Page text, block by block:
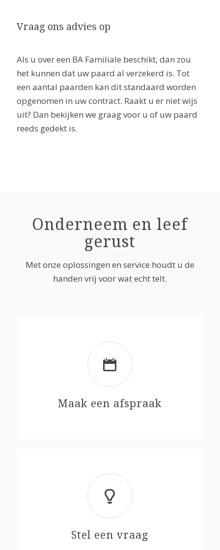
Vraag ons advies op
Als u over een BA Familiale beschikt, dan zou
het kunnen dat uw paard al verzekerd is. Tot
een aantal paarden kan dit standaard worden
opgenomen in uw contract. Raakt u er niet wijs
uit? Dan bekijken we graag voor u of uw paard
reeds gedekt is.
Onderneem en leef
gerust
Met onze oplossingen en service houdt u de
handen vrij voor wat echt telt.
Maak een afspraak
Stel een vraag